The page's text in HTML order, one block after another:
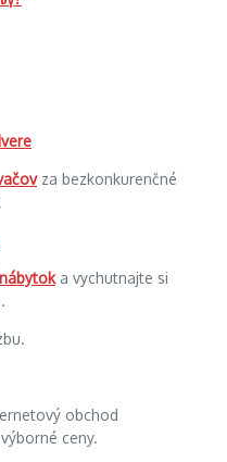
za bezkonkurenčné
a vychutnajte si
obchod
ceny.